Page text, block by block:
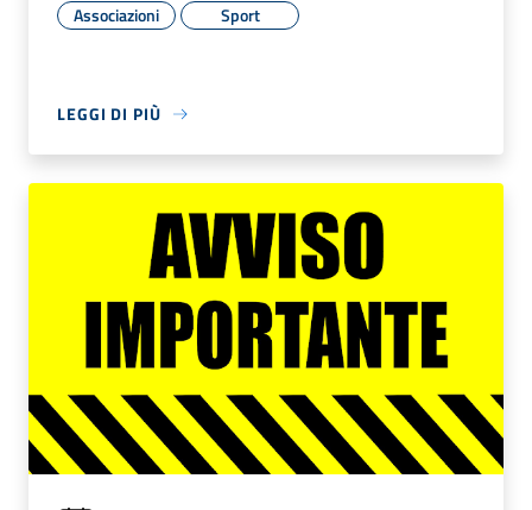
Associazioni Sport
LEGGI DI PIÙ